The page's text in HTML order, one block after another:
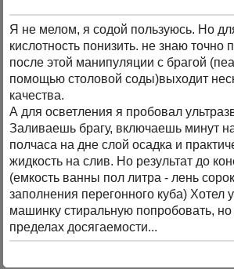
Я не мелом, я содой пользуюсь. Но
кислотность понизить. не знаю точно
после этой манипуляции с брагой
помощью столовой соды)выходит
качества.
А для осветления я пробовал
Заливаешь брагу, включаешь минут
полчаса на дне слой осадка и
жидкость на слив. Но результат до
(емкость ванны пол литра - лень
заполнения перегонного куба) Хотел
машинку стиральную попробовать,
пределах досягаемости...